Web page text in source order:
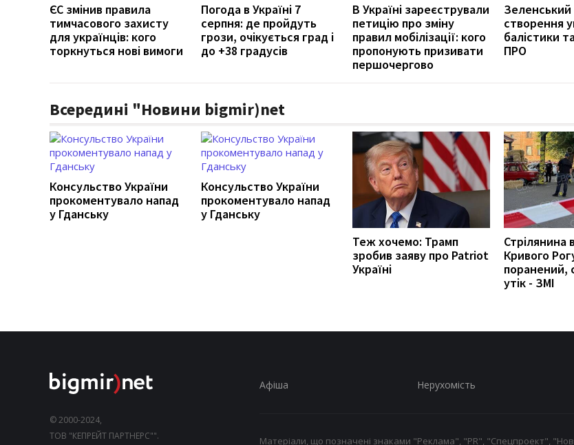
ЄС змінив правила
тимчасового захисту
для українців: кого
торкнуться нові вимоги
Погода в Україні 7
серпня: де пройдуть
грози, очікується град і
до +38 градусів
В Україні зареєстрували
петицію про зміну
правил мобілізації: кого
пропонують призивати
першочергово
Зеленський
створення
балістики
ПРО
Всередині "Новини bigmir)net
Консульство України
прокоментувало напад
у Гданську
Консульство України
прокоментувало напад
у Гданську
Теж хочемо: Трамп
зробив заяву про Patriot
Україні
Стрілянина
Кривого
поранений,
утік - ЗМІ
© 2000-2024,
ТОВ "КЕПРЕЙТ ПАРТНЕРС"".
Афіша Нерухомість
Матеріали, що позначені знаками "Реклама", "PR", "Спецпроект",